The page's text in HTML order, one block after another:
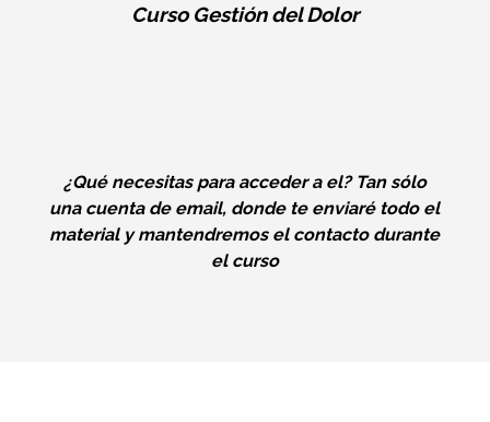
Curso Gestión del Dolor
¿Qué necesitas para acceder a el? Tan sólo
una cuenta de email, donde te enviaré todo el
material y mantendremos el contacto durante
el curso